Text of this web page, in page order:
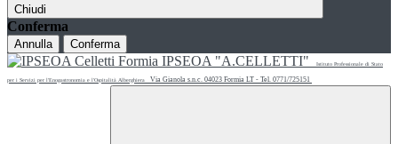
Chiudi
Conferma
Annulla Conferma
IPSEOA "A.CELLETTI" Istituto Professionale di Stato
per i Servizi per l'Enogastronomia e l'Ospitalità Alberghiera Via Gianola s.n.c. 04023 Formia LT - Tel. 0771/725151